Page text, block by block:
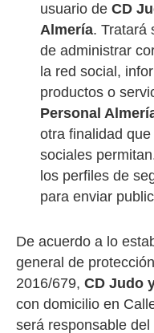
usuario de CD
Almería. Tratará
de administrar
la red social,
productos o
Personal
otra finalidad
sociales
los perfiles de
para enviar
De acuerdo a lo
general de
2016/679, CD Judo
con domicilio en
será responsable